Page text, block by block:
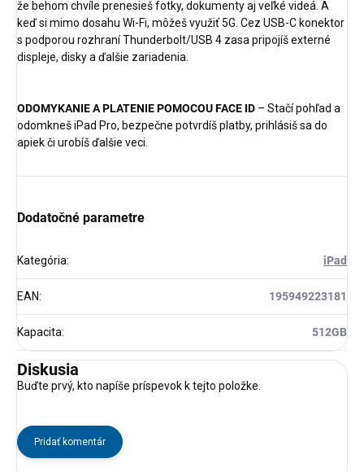
že behom chvíle prenesieš fotky, dokumenty aj veľké videá. A
keď si mimo dosahu Wi-Fi, môžeš využiť 5G. Cez USB-C konektor
s podporou rozhraní Thunderbolt/USB 4 zasa pripojíš externé
displeje, disky a ďalšie zariadenia.
ODOMYKANIE A PLATENIE POMOCOU FACE ID – Stačí pohľad a
odomkneš iPad Pro, bezpečne potvrdíš platby, prihlásiš sa do
apiek či urobíš ďalšie veci.
Dodatočné parametre
Kategória: iPad
EAN: 195949223181
Kapacita: 512GB
Diskusia
Buďte prvý, kto napíše príspevok k tejto položke.
Pridať komentár